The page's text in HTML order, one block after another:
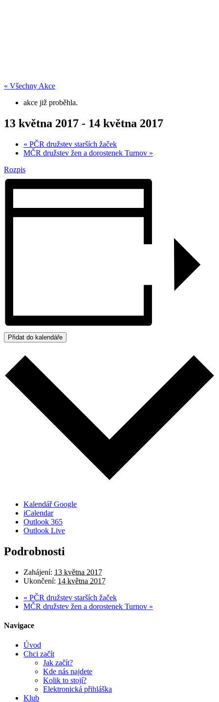
« Všechny Akce
akce již proběhla.
13 května 2017 - 14 května 2017
« PČR družstev starších žaček
MČR družstev žen a dorostenek Turnov »
Rozpis
Přidat do kalendáře
Kalendář Google
iCalendar
Outlook 365
Outlook Live
Podrobnosti
Zahájení: 13 května 2017
Ukončení: 14 května 2017
« PČR družstev starších žaček
MČR družstev žen a dorostenek Turnov »
Navigace
Úvod
Chci začít
Jak začít?
Kde nás najdete
Kolik to stojí?
Elektronická přihláška
Klub